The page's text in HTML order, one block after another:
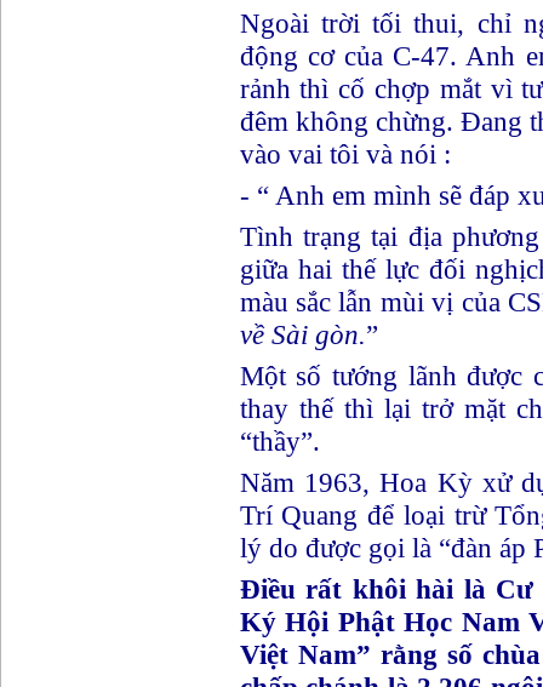
Ngoài trời tối thui, chỉ
động cơ của C-47. Anh
rảnh thì cố chợp mắt vì
đêm không chừng. Đang
vào vai tôi và nói :
- “ Anh em mình sẽ đáp
Tình trạng tại địa
giữa hai thế lực đối
màu sắc lẫn mùi vị của
về Sài gòn.”
Một số tướng lãnh được
thay thế thì lại trở mặt
“thầy”.
Năm 1963, Hoa Kỳ xử
Trí Quang để loại trừ
lý do được gọi là “đàn áp
Điều rất khôi hài là Cư
Ký Hội Phật Học Nam
Việt Nam” rằng số